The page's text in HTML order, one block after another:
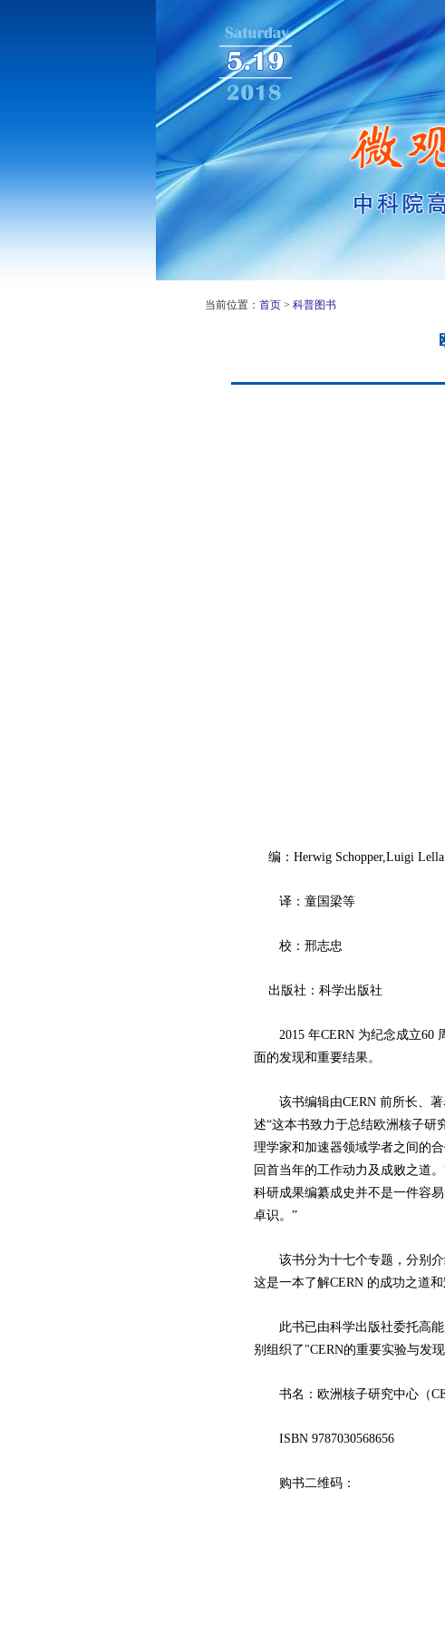
当前位置： 首页 > 科普图书
编：Herwig Schopper,Luigi Lella
译：童国梁等
校：邢志忠
出版社：科学出版社
2015 年CERN 为纪念成立60 周
面的发现和重要结果。
该书编辑由CERN 前所长、著
述“这本书致力于总结欧洲核子研
理学家和加速器领域学者之间的
回首当年的工作动力及成败之道
科研成果编纂成史并不是一件容
卓识。”
该书分为十七个专题，分别介
这是一本了解CERN 的成功之道
此书已由科学出版社委托高能
别组织了"CERN的重要实验与发
书名：欧洲核子研究中心（
ISBN 9787030568656
购书二维码：